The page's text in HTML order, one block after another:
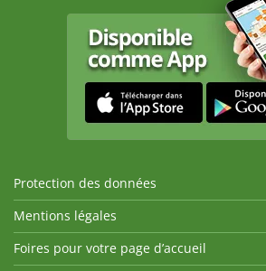
Protection des données
Mentions légales
Foires pour votre page d’accueil